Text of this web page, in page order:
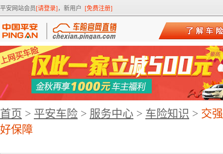
平安网站会员[请登录] ，新用户 [免费注册]
首页 > 平安车险 > 服务中心 > 车险知识 > 交
好保障